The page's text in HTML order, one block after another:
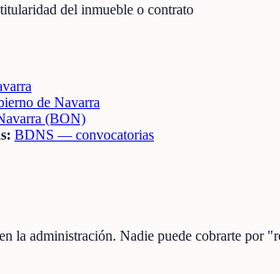
del inmueble o contrato
de Navarra
(BON)
BDNS — convocatorias
la administración. Nadie puede cobrarte por